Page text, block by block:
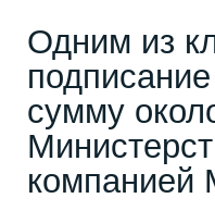
Одним из
сумму
компанией